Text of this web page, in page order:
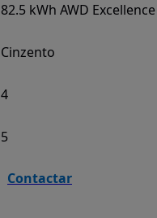
82.5 kWh AWD Excellence
Cinzento
4
5
Contactar